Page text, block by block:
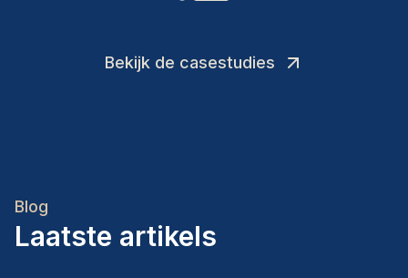
Bekijk de casestudies
Blog
Laatste artikels